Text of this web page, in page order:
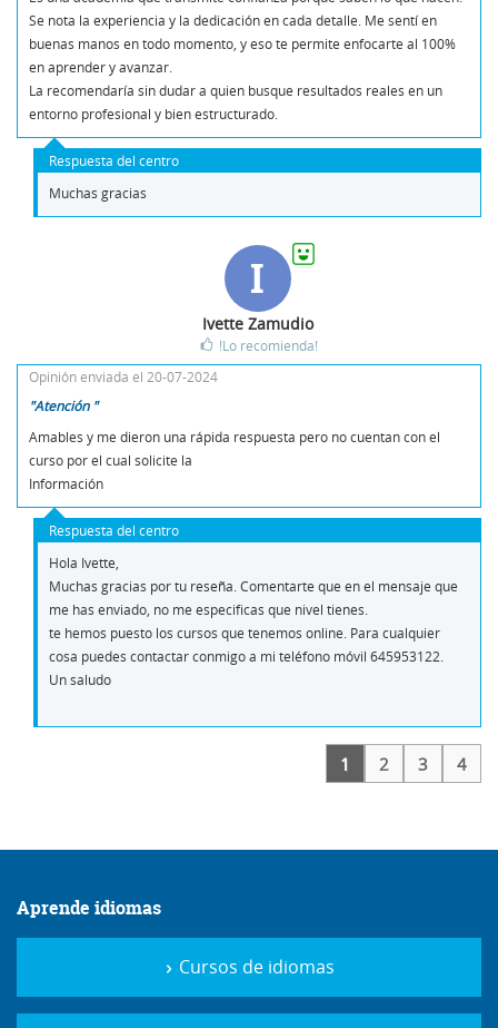
Se nota la experiencia y la dedicación en cada detalle. Me sentí en
buenas manos en todo momento, y eso te permite enfocarte al 100%
en aprender y avanzar.
La recomendaría sin dudar a quien busque resultados reales en un
entorno profesional y bien estructurado.
Respuesta del centro
Muchas gracias
I
Ivette Zamudio
!Lo recomienda!
Opinión enviada el 20-07-2024
"Atención "
Amables y me dieron una rápida respuesta pero no cuentan con el
curso por el cual solicite la
Información
Respuesta del centro
Hola Ivette,
Muchas gracias por tu reseña. Comentarte que en el mensaje que
me has enviado, no me especificas que nivel tienes.
te hemos puesto los cursos que tenemos online. Para cualquier
cosa puedes contactar conmigo a mi teléfono móvil 645953122.
Un saludo
1 2 3 4
Aprende idiomas
Cursos de idiomas